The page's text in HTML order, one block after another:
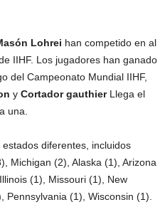
Lohrei han competido en al
IIHF. Los jugadores han ganado
del Campeonato Mundial IIHF,
y Cortador gauthierLlega el
una.
diferentes, incluidos
Michigan (2), Alaska (1), Arizona
(1), Missouri (1), New
(1), Wisconsin (1).